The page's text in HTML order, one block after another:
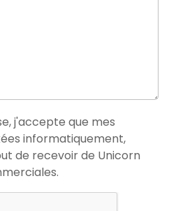
j'accepte que mes
informatiquement,
de recevoir de Unicorn